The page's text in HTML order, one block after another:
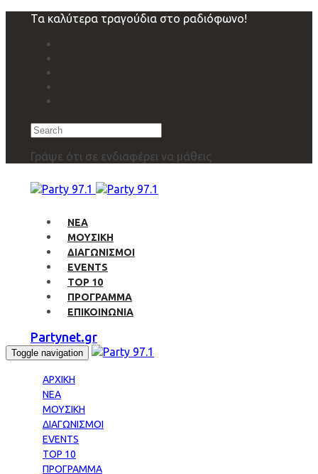
navigation
Τα καλύτερα τραγούδια στο ραδιόφωνο!
Search
Γράψε ότι σε ενδιαφέρει να μάθεις
ΝΕΑ
ΜΟΥΣΙΚΗ
ΔΙΑΓΩΝΙΣΜΟΙ
EVENTS
TOP 10
ΠΡΟΓΡΑΜΜΑ
ΕΠΙΚΟΙΝΩΝΙΑ
Partynet.gr
Toggle navigation
ΑΡΧΙΚΗ
ΝΕΑ
ΜΟΥΣΙΚΗ
ΔΙΑΓΩΝΙΣΜΟΙ
EVENTS
TOP 10
ΠΡΟΓΡΑΜΜΑ